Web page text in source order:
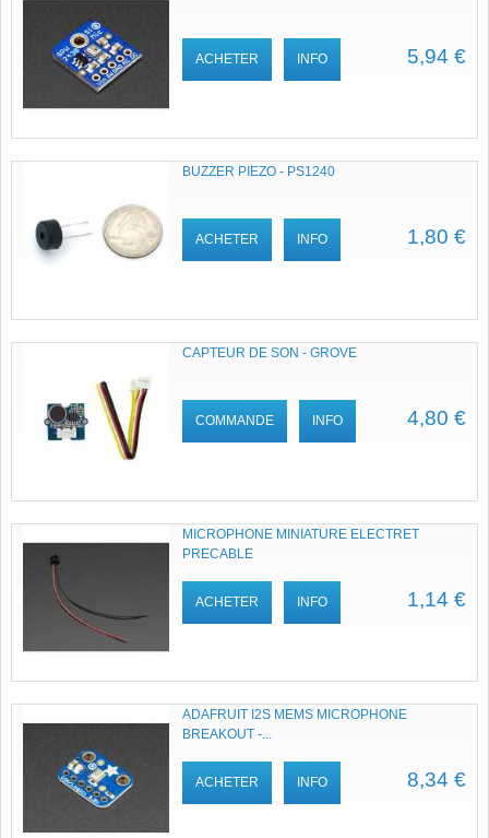
5,94 €
ACHETER INFO
BUZZER PIEZO - PS1240
1,80 €
ACHETER INFO
CAPTEUR DE SON - GROVE
4,80 €
COMMANDE INFO
MICROPHONE MINIATURE ELECTRET
PRECABLE
1,14 €
ACHETER INFO
ADAFRUIT I2S MEMS MICROPHONE
BREAKOUT -...
8,34 €
ACHETER INFO